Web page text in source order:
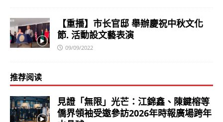
【重播】市长官邸 舉辦慶祝中秋文化
節. 活動設文藝表演
09/09/2022
推荐阅读
見證「無限」光芒：江錦鑫、陳鍵榕等
僑界領袖受邀參訪2026年時報廣場跨年